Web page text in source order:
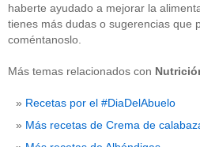
haberte ayudado a mejorar la
tienes más dudas o sugerencias que
coméntanoslo.
Más temas relacionados con
Recetas por el #DiaDelAbuelo
Más recetas de Crema de